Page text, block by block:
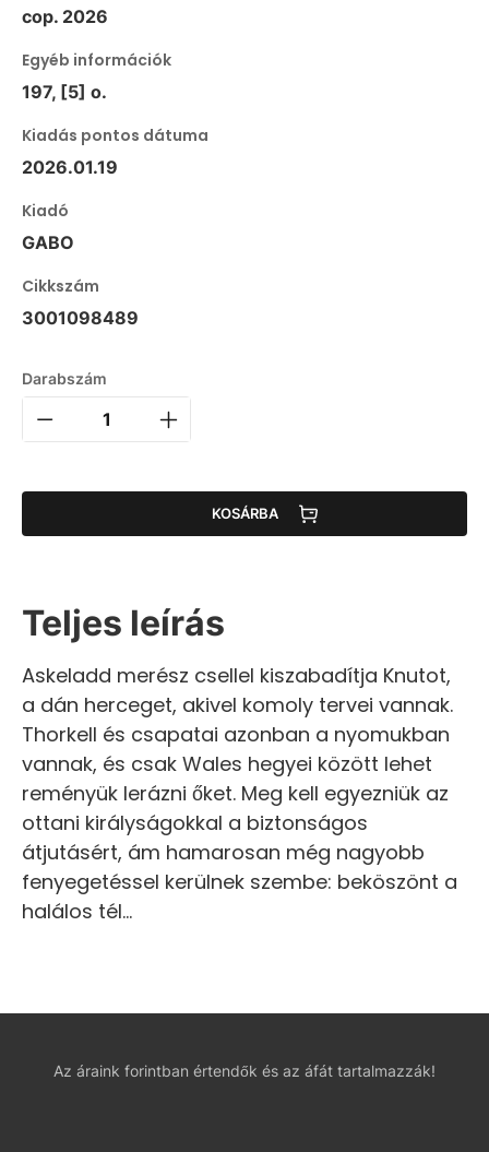
cop. 2026
Egyéb információk
197, [5] o.
Kiadás pontos dátuma
2026.01.19
Kiadó
GABO
Cikkszám
3001098489
Darabszám
KOSÁRBA
Teljes leírás
Askeladd merész csellel kiszabadítja Knutot,
a dán herceget, akivel komoly tervei vannak.
Thorkell és csapatai azonban a nyomukban
vannak, és csak Wales hegyei között lehet
reményük lerázni őket. Meg kell egyezniük az
ottani királyságokkal a biztonságos
átjutásért, ám hamarosan még nagyobb
fenyegetéssel kerülnek szembe: beköszönt a
halálos tél…
Az áraink forintban értendők és az áfát tartalmazzák!